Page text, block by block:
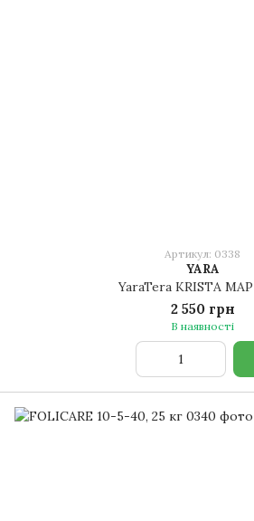
Артикул: 0338
YARA
YaraTera KRISTA
2 550 грн
В наявності